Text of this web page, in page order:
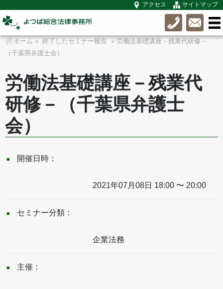
アクセス サイトマップ
ホーム » 終了したセミナー報告
» 労働法基礎講座－残業代研修－
（千葉県弁護士会）
労働法基礎講座－残業代
研修－（千葉県弁護士
会）
開催日時：
2021年07月08日 18:00 〜 20:00
セミナー分類：
企業法務
主催：